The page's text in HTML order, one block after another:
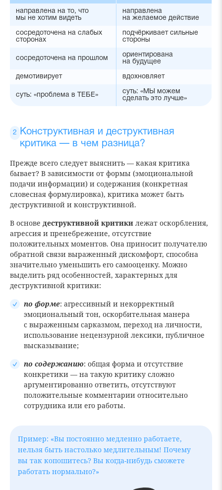
направлена на то, что
мы не хотим видеть
направлена
на желаемое действие
сосредоточена на слабых
сторонах
подчёркивает сильные
стороны
сосредоточена на прошлом
ориентирована
на будущее
демотивирует вдохновляет
суть: «проблема в ТЕБЕ»
суть: «МЫ можем
сделать это лучше»
Конструктивная и деструктивная
критика — в чем разница?
Прежде всего следует выяснить — какая критика
бывает? В зависимости от формы (эмоциональной
подачи информации) и содержания (конкретная
словесная формулировка), критика может быть
деструктивной и конструктивной.
В основе деструктивной критики лежат оскорбления,
агрессия и пренебрежение, отсутствие
положительных моментов. Она приносит получателю
обратной связи выраженный дискомфорт, способна
значительно уменьшить его самооценку. Можно
выделить ряд особенностей, характерных для
деструктивной критики:
по форме: агрессивный и некорректный
эмоциональный тон, оскорбительная манера
с выраженным сарказмом, переход на личности,
использование нецензурной лексики, публичное
высказывание;
по содержанию: общая форма и отсутствие
конкретики — на такую критику сложно
аргументированно ответить, отсутствуют
положительные комментарии относительно
сотрудника или его работы.
Пример: «Вы постоянно медленно работаете,
нельзя быть настолько медлительным! Почему
вы так копошитесь? Вы когда-нибудь сможете
работать нормально?»